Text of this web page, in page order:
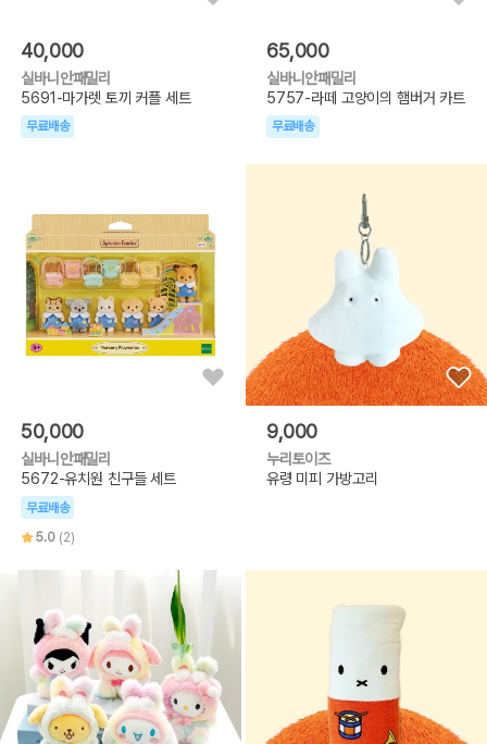
40,000
실바니안패밀리
5691-마가렛 토끼 커플 세트
무료배송
65,000
실바니안패밀리
5757-라떼 고양이의 햄버거 카트
무료배송
50,000
실바니안패밀리
5672-유치원 친구들 세트
무료배송
5.0 (2)
9,000
누리토이즈
유령 미피 가방고리